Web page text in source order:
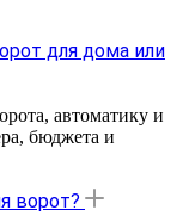
для дома или
автоматику и
бюджета и
ворот?